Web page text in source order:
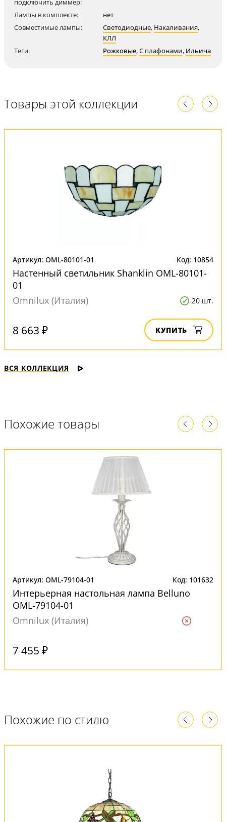
подключить диммер:
Лампы в комплекте:
нет
Совместимые лампы:
Светодиодные, Накаливания,
КЛЛ
Теги:
Рожковые,С плафонами, Ильича
Товары этой коллекции
Артикул: OML-80101-01 Код: 10854
Настенный светильник Shanklin OML-80101-
01
Omnilux (Италия)
20 шт.
8 663 ₽ КУПИТЬ
ВСЯ КОЛЛЕКЦИЯ
Похожие товары
Артикул: OML-79104-01 Код: 101632
Интерьерная настольная лампа Belluno
OML-79104-01
Omnilux (Италия)
7 455 ₽
Похожие по стилю